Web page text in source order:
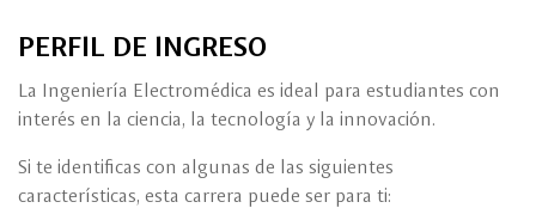
PERFIL DE INGRESO
La Ingeniería Electromédica es ideal para estudiantes con
interés en la ciencia, la tecnología y la innovación.
Si te identificas con algunas de las siguientes
características, esta carrera puede ser para ti: